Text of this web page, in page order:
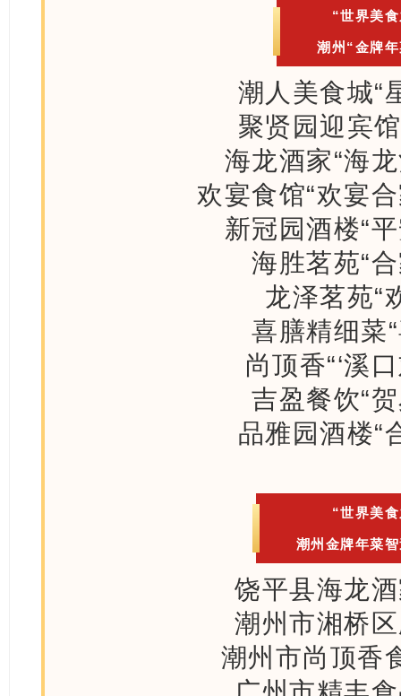
“世界美
潮州“金牌
潮人美食城“
聚贤园迎宾
海龙酒家“海
欢宴食馆“欢宴
新冠园酒楼“
海胜茗苑“
龙泽茗苑“
喜膳精细菜
尚顶香“‘溪
吉盈餐饮“
品雅园酒楼“
“世界美
潮州金牌年菜
饶平县海龙
潮州市湘桥
潮州市尚顶香